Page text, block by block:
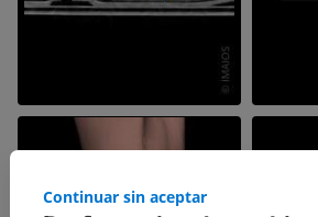
Continuar sin aceptar